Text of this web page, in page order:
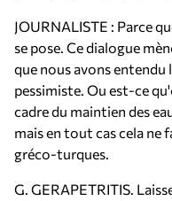
JOURNALISTE : Parce
se pose. Ce dialogue
que nous avons
pessimiste. Ou est-ce
cadre du maintien des
mais en tout cas cela ne
gréco-turques.
G. GERAPETRITIS.